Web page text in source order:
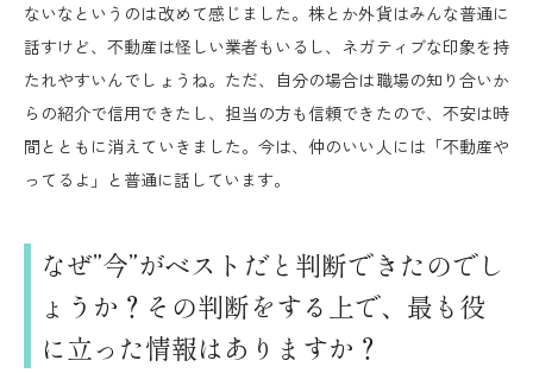
ないなというのは改めて感じました。株とか外貨はみんな普通に
話すけど、不動産は怪しい業者もいるし、ネガティブな印象を持
たれやすいんでしょうね。ただ、自分の場合は職場の知り合いか
らの紹介で信用できたし、担当の方も信頼できたので、不安は時
間とともに消えていきました。今は、仲のいい人には「不動産や
ってるよ」と普通に話しています。
なぜ”今”がベストだと判断できたのでし
ょうか？その判断をする上で、最も役
に立った情報はありますか？